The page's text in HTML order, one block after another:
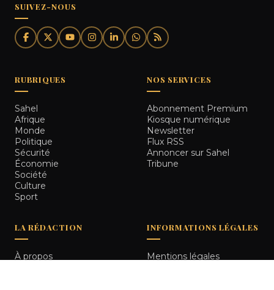
SUIVEZ-NOUS
RUBRIQUES
Sahel
Afrique
Monde
Politique
Sécurité
Économie
Société
Culture
Sport
NOS SERVICES
Abonnement Premium
Kiosque numérique
Newsletter
Flux RSS
Annoncer sur Sahel
Tribune
LA RÉDACTION
À propos
INFORMATIONS LÉGALES
Mentions légales